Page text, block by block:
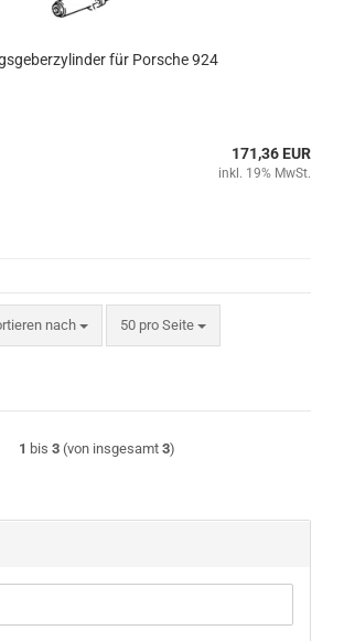
für Porsche 924
171,36 EUR
inkl. 19% MwSt.
nach
nach 50 pro Seite
pro Seite
1 bis 3 (von insgesamt 3)